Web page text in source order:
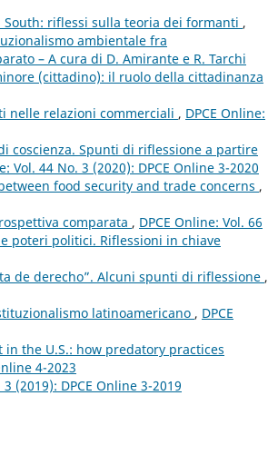
riflessi sulla teoria dei formanti ,
ambientale fra
– A cura di D. Amirante e R. Tarchi
(cittadino): il ruolo della cittadinanza
nelle relazioni commerciali , DPCE Online:
coscienza. Spunti di riflessione a partire
Vol. 44 No. 3 (2020): DPCE Online 3-2020
food security and trade concerns ,
comparata , DPCE Online: Vol. 66
e poteri politici. Riflessioni in chiave
de derecho”. Alcuni spunti di riflessione ,
latinoamericano , DPCE
the U.S.: how predatory practices
4-2023
(2019): DPCE Online 3-2019